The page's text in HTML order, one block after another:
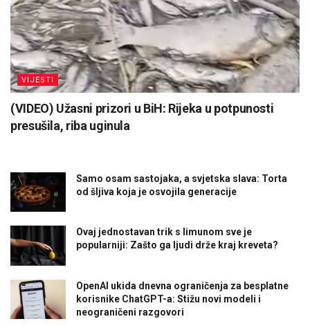
VIJESTI
(VIDEO) Užasni prizori u BiH: Rijeka u potpunosti
presušila, riba uginula
Samo osam sastojaka, a svjetska slava: Torta
od šljiva koja je osvojila generacije
Ovaj jednostavan trik s limunom sve je
popularniji: Zašto ga ljudi drže kraj kreveta?
OpenAI ukida dnevna ograničenja za besplatne
korisnike ChatGPT-a: Stižu novi modeli i
neograničeni razgovori